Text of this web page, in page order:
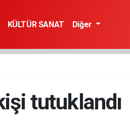
KÜLTÜR SANAT Diğer
tutuklandı